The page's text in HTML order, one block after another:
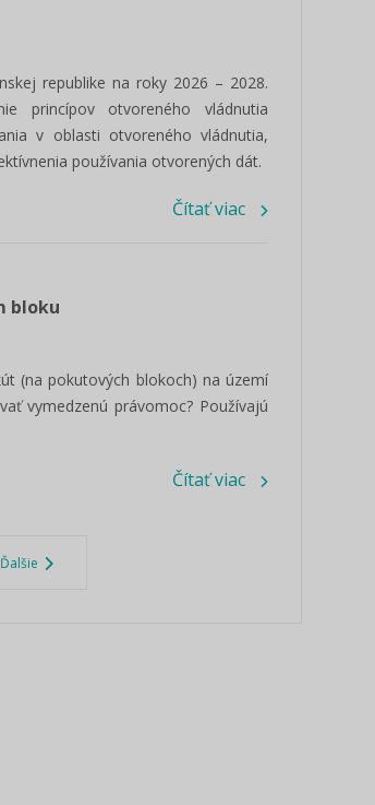
republike na roky 2026 – 2028.
princípov otvoreného vládnutia
v oblasti otvoreného vládnutia,
používania otvorených dát.
Čítať viac
bloku
(na pokutových blokoch) na území
vymedzenú právomoc? Používajú
Čítať viac
Ďalšie